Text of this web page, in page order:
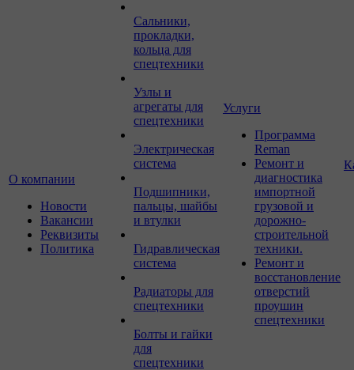
О компании
Новости
Вакансии
Реквизиты
Политика
Сальники,
прокладки,
кольца для
спецтехники
Узлы и
агрегаты для
спецтехники
Электрическая
система
Подшипники,
пальцы, шайбы
и втулки
Гидравлическая
система
Радиаторы для
спецтехники
Болты и гайки
для
спецтехники
Услуги
Программа
Reman
Ремонт и
диагностика
импортной
грузовой и
дорожно-
строительной
техники.
Ремонт и
восстановление
отверстий
проушин
спецтехники